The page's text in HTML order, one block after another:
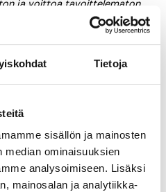
Tietoja
sisällön ja mainosten
median ominaisuuksien
analysoimiseen. Lisäksi
mainosalan ja analytiikka-
ja voittoa tavoittelematon
hallinnoi maailman
yksilöinnin standardeja,
GS1:n globaalit standardit
prosesseja ja lisäävät
Finland Oy ylläpitää Suomen
-tuotetietopalvelua
Finland Oy on
Päivittäistavarakauppa ry:n ja
yritys.